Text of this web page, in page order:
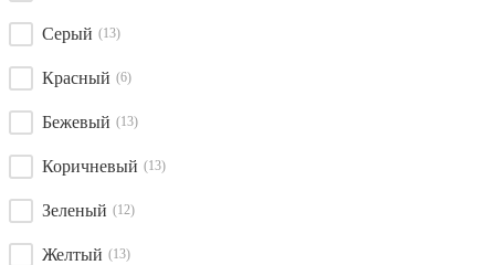
Серый (13)
Красный (6)
Бежевый (13)
Коричневый (13)
Зеленый (12)
Желтый (13)